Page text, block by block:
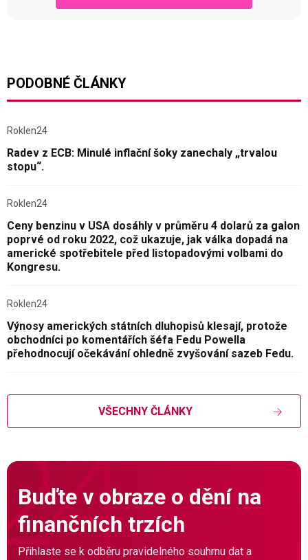
PODOBNÉ ČLÁNKY
Roklen24
Radev z ECB: Minulé inflační šoky zanechaly „trvalou
stopu“.
Roklen24
Ceny benzinu v USA dosáhly v průměru 4 dolarů za galon
poprvé od roku 2022, což ukazuje, jak válka dopadá na
americké spotřebitele před listopadovými volbami do
Kongresu.
Roklen24
Výnosy amerických státních dluhopisů klesají, protože
obchodníci po komentářích šéfa Fedu Powella
přehodnocují očekávání ohledně zvyšování sazeb Fedu.
VŠECHNY ČLÁNKY
Buďte v obraze o dění na
finančních trzích
Přihlaste se k odběru pravidelného souhrnu dat a